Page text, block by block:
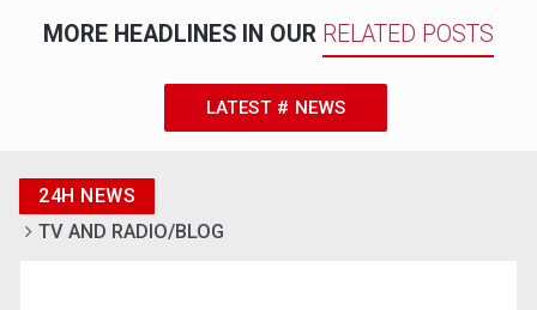
MORE HEADLINES IN OUR RELATED POSTS
LATEST # NEWS
24H NEWS
TV AND RADIO/BLOG